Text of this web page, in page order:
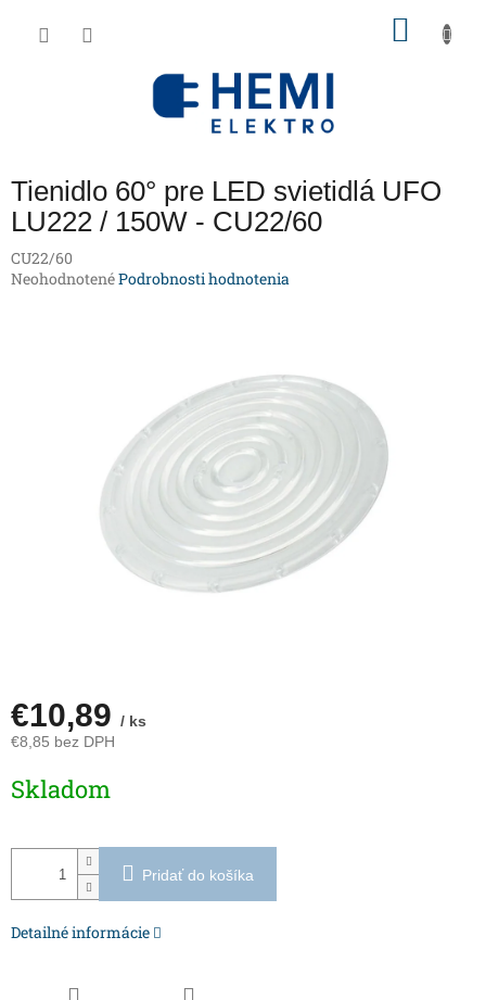
Tienidlo 60° pre LED svietidlá UFO
LU222 / 150W - CU22/60
CU22/60
Priemerné
NeohodnotenéPodrobnosti hodnotenia
€10,89 / ks
€8,85 bez DPH
cena:
Skladom
Pridať do košíka
Detailné informácie